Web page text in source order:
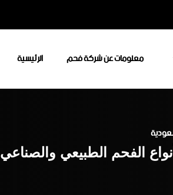
الرئيسية معلومات عن شركة فحم
أنواع الفحم الطبيعي والصناعي